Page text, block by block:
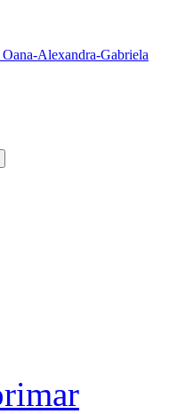
Alexandra-Gabriela